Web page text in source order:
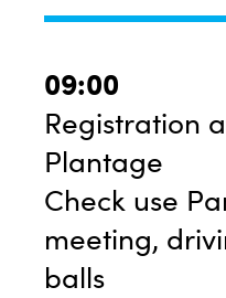
09:00
Registration
Plantage
Check use
meeting,
balls